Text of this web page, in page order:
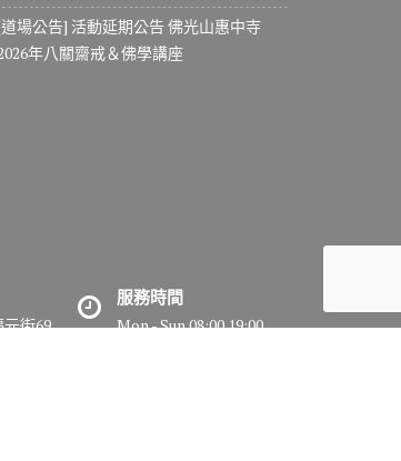
場公告] 活動延期公告 佛光山惠中寺
年八關齋戒＆佛學講座
街69
服務時間
Mon - Sun 08:00 19:00